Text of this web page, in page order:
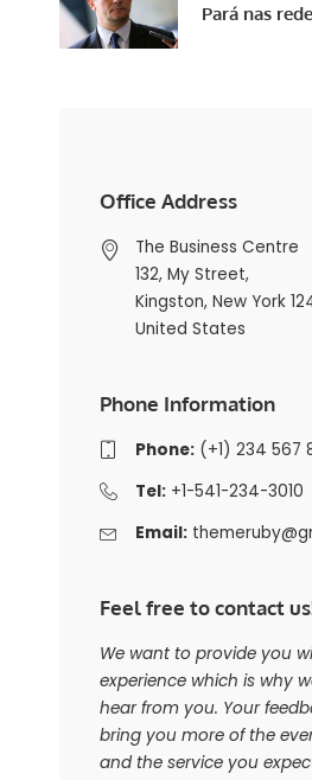
Pará nas
Office Address
The Business Centre
132, My Street,
Kingston, New York
United States
Phone Information
Phone:(+1) 234 567
Tel:+1-541-234-3010
Email:
Feel free to contact
We want to provide you
experience which is why
hear from you. Your
bring you more of the
and the service you